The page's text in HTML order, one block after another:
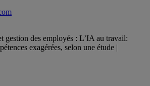
gestion des employés : L’IA au travail:
exagérées, selon une étude |